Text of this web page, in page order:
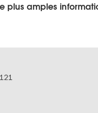
plus amples